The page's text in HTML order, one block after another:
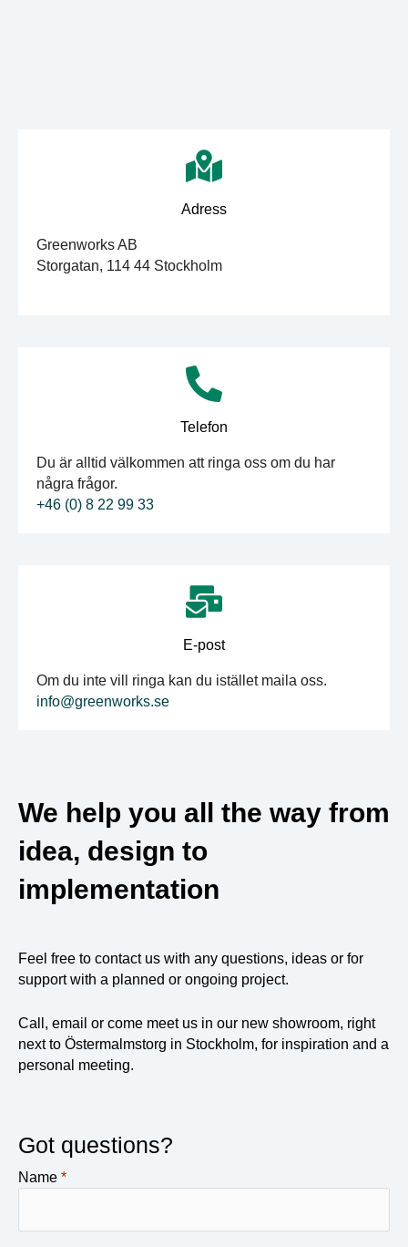
Adress
Greenworks AB
Storgatan, 114 44 Stockholm
Telefon
Du är alltid välkommen att ringa oss om du har
några frågor.
+46 (0) 8 22 99 33
E-post
Om du inte vill ringa kan du istället maila oss.
info@greenworks.se
We help you all the way from
idea, design to
implementation
Feel free to contact us with any questions, ideas or for
support with a planned or ongoing project.
Call, email or come meet us in our new showroom, right
next to Östermalmstorg in Stockholm, for inspiration and a
personal meeting.
Got questions?
Name *